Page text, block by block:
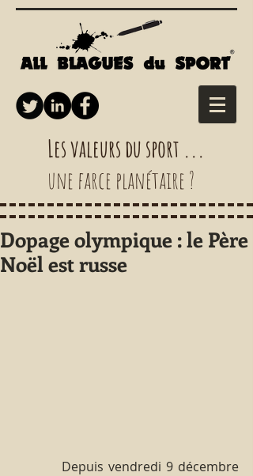
Les valeurs du sport ...
une farce planétaire ?
Dopage olympique : le Père
Noël est russe